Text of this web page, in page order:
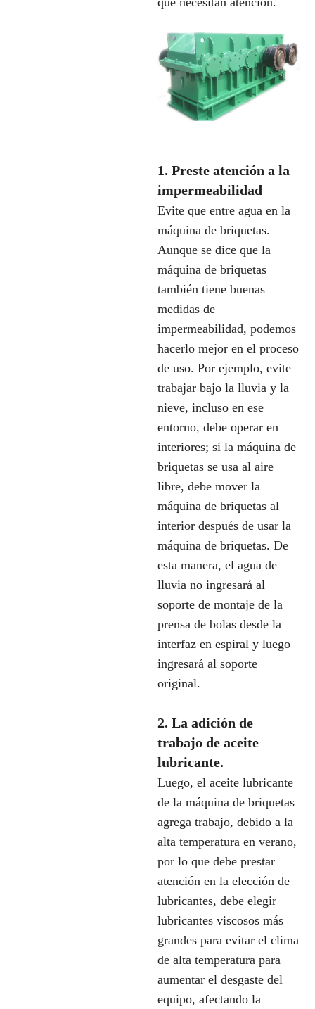
1. Preste atención a la
impermeabilidad
Evite que entre agua en la
máquina de briquetas.
Aunque se dice que la
máquina de briquetas
también tiene buenas
medidas de
impermeabilidad, podemos
hacerlo mejor en el proceso
de uso. Por ejemplo, evite
trabajar bajo la lluvia y la
nieve, incluso en ese
entorno, debe operar en
interiores; si la máquina de
briquetas se usa al aire
libre, debe mover la
máquina de briquetas al
interior después de usar la
máquina de briquetas. De
esta manera, el agua de
lluvia no ingresará al
soporte de montaje de la
prensa de bolas desde la
interfaz en espiral y luego
ingresará al soporte
original.
2. La adición de
trabajo de aceite
lubricante.
Luego, el aceite lubricante
de la máquina de briquetas
agrega trabajo, debido a la
alta temperatura en verano,
por lo que debe prestar
atención en la elección de
lubricantes, debe elegir
lubricantes viscosos más
grandes para evitar el clima
de alta temperatura para
aumentar el desgaste del
equipo, afectando la